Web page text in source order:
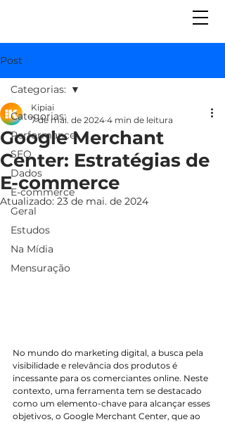
Post
Categorias:
Performance
SEO
Dados
E-commerce
Geral
Estudos
Na Mídia
Mensuração
Categorias:
Google Merchant
Center: Estratégias de
E-commerce
Kipiai
7 de mai. de 2024 4 min de leitura
Atualizado: 23 de mai. de 2024
No mundo do marketing digital, a busca pela
visibilidade e relevância dos produtos é
incessante para os comerciantes online. Neste
contexto, uma ferramenta tem se destacado
como um elemento-chave para alcançar esses
objetivos, o Google Merchant Center, que ao